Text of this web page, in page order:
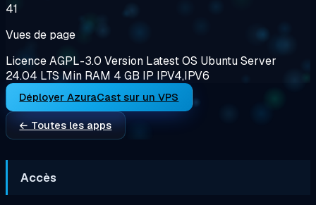
41
Vues de page
LicenceAGPL-3.0 Version LatestOS Ubuntu Server
24.04 LTS Min RAM 4 GB IP IPV4,IPV6
Déployer AzuraCast sur un VPS
← Toutes les apps
Accès